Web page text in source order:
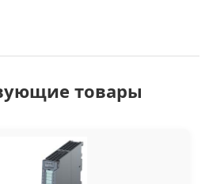
товары